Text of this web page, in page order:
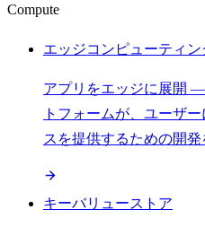
Compute
エッジコンピューティン
アプリをエッジに展開
トフォームが、ユーザ
スを提供するための開
キーバリューストア